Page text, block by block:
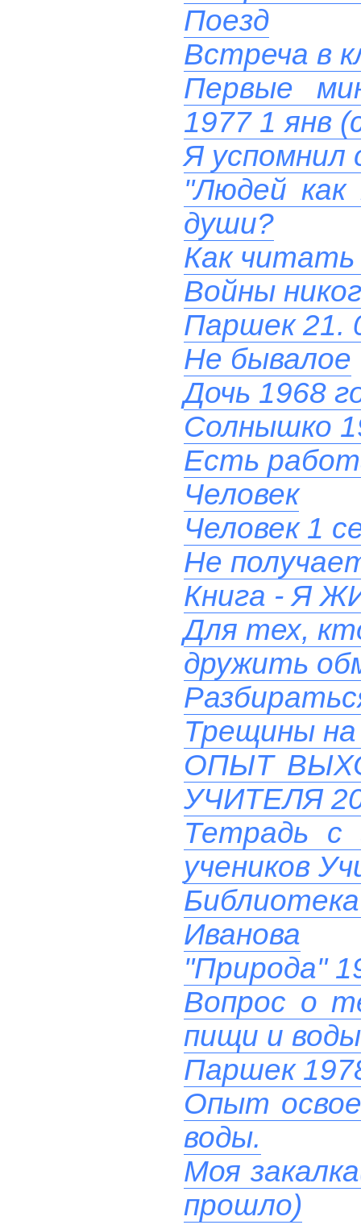
Поезд
Встреча в
Первые
1977 1 янв
Я успомнил
"Людей
души?
Как
Войны
Паршек 21.
Не бывалое
Дочь 1968
Солнышко
Есть
Человек
Человек 1
Не
Книга - Я
Для тех,
дружить
Трещины
ОПЫТ
УЧИТЕЛЯ
Тетрадь с
учеников
Иванова
"Природа"
Вопрос о
пищи и воды
Паршек
Опыт
воды.
Моя
прошло)